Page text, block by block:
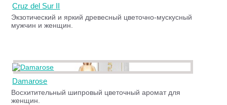
Cruz del Sur II
Экзотический и яркий древесный цветочно-мускусный
мужчин и женщин.
Damarose
Восхитительный шипровый цветочный аромат для
женщин.